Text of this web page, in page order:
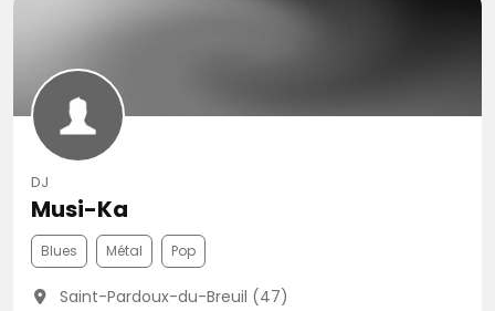
DJ
Musi-Ka
Blues Métal Pop
Saint-Pardoux-du-Breuil (47)